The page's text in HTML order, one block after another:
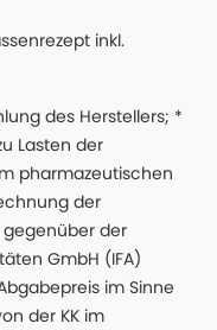
inkl.
des Herstellers; *
Lasten der
pharmazeutischen
der
der
GmbH (IFA)
im Sinne
der KK im